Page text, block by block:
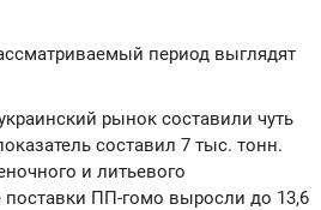
период выглядят
рынок составили чуть
составил 7 тыс. тонн.
и литьевого
ПП-гомо выросли до 13,6